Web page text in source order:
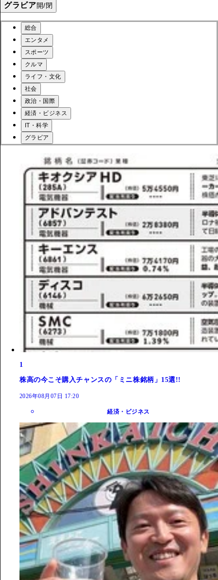
グラビア開/閉
総合
エンタメ
スポーツ
クルマ
ライフ・文化
社会
政治・国際
経済・ビジネス
IT・科学
グラビア
1
株高の今こそ購入チャンスの「ミニ株銘柄」15選!!
2026年08月07日 17:20
経済・ビジネス